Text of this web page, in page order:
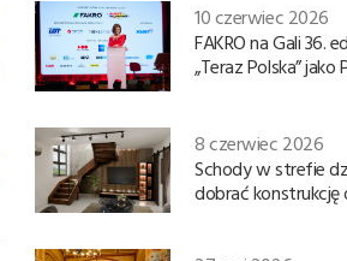
10 czerwiec 2026
FAKRO na Gali 36.
„Teraz Polska”
8 czerwiec 2026
Schody w strefie
dobrać